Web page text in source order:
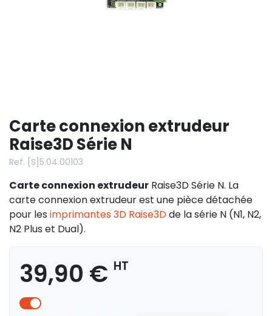
Carte connexion extrudeur
Raise3D Série N
Ref. [S]5.04.00103
Carte connexion extrudeur Raise3D Série N. La
carte connexion extrudeur est une pièce détachée
pour les imprimantes 3D Raise3Dde la série N (N1, N2,
N2 Plus et Dual).
39,90 € HT